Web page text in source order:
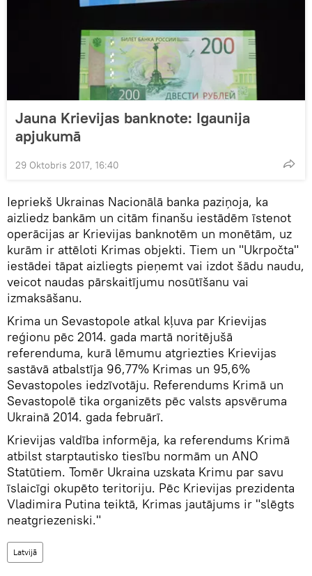
Jauna Krievijas banknote: Igaunija
apjukumā
29 Oktobris 2017, 16:40
Iepriekš Ukrainas Nacionālā banka paziņoja, ka
aizliedz bankām un citām finanšu iestādēm īstenot
operācijas ar Krievijas banknotēm un monētām, uz
kurām ir attēloti Krimas objekti. Tiem un "Ukrpočta"
iestādei tāpat aizliegts pieņemt vai izdot šādu naudu,
veicot naudas pārskaitījumu nosūtīšanu vai
izmaksāšanu.
Krima un Sevastopole atkal kļuva par Krievijas
reģionu pēc 2014. gada martā noritējušā
referenduma, kurā lēmumu atgriezties Krievijas
sastāvā atbalstīja 96,77% Krimas un 95,6%
Sevastopoles iedzīvotāju. Referendums Krimā un
Sevastopolē tika organizēts pēc valsts apsvēruma
Ukrainā 2014. gada februārī.
Krievijas valdība informēja, ka referendums Krimā
atbilst starptautisko tiesību normām un ANO
Statūtiem. Tomēr Ukraina uzskata Krimu par savu
īslaicīgi okupēto teritoriju. Pēc Krievijas prezidenta
Vladimira Putina teiktā, Krimas jautājums ir "slēgts
neatgriezeniski."
Latvijā